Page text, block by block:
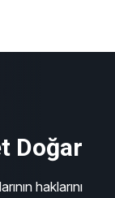
Doğar
haklarını